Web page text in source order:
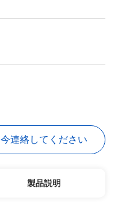
今連絡してください
製品説明